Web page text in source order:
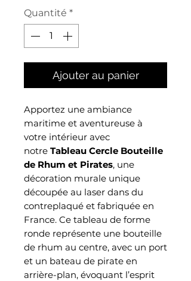
Quantité *
Ajouter au panier
Apportez une ambiance
maritime et aventureuse à
votre intérieur avec
notre Tableau Cercle Bouteille
de Rhum et Pirates, une
décoration murale unique
découpée au laser dans du
contreplaqué et fabriquée en
France. Ce tableau de forme
ronde représente une bouteille
de rhum au centre, avec un port
et un bateau de pirate en
arrière-plan, évoquant l’esprit